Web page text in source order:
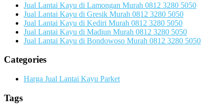
Jual Lantai Kayu di Lamongan Murah 0812 3280 5050
Jual Lantai Kayu di Gresik Murah 0812 3280 5050
Jual Lantai Kayu di Kediri Murah 0812 3280 5050
Jual Lantai Kayu di Madiun Murah 0812 3280 5050
Jual Lantai Kayu di Bondowoso Murah 0812 3280 5050
Categories
Harga Jual Lantai Kayu Parket
Tags